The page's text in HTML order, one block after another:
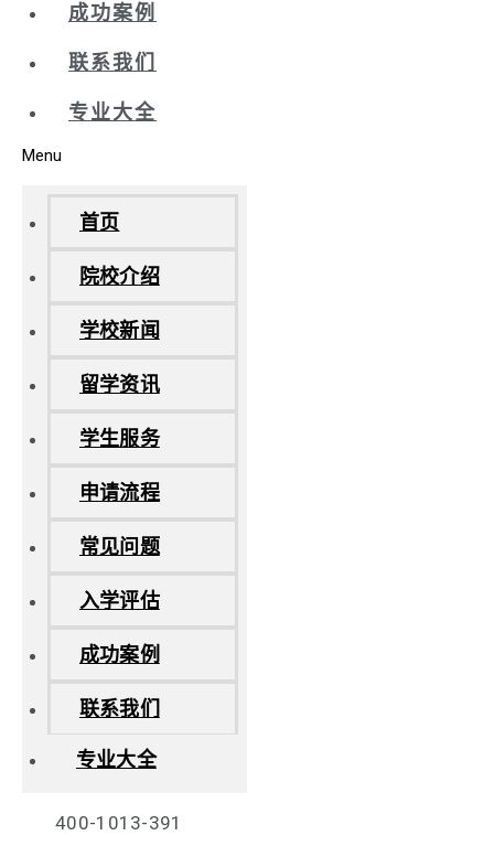
成功案例
联系我们
专业大全
Menu
首页
院校介绍
学校新闻
留学资讯
学生服务
申请流程
常见问题
入学评估
成功案例
联系我们
专业大全
400-1013-391